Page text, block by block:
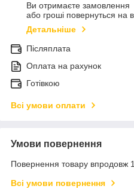
Ви отримаєте замовлення
або гроші повернуться на
Детальніше
Післяплата
Оплата на рахунок
Готівкою
Всі умови оплати
Умови повернення
Повернення товару впродовж
Всі умови повернення